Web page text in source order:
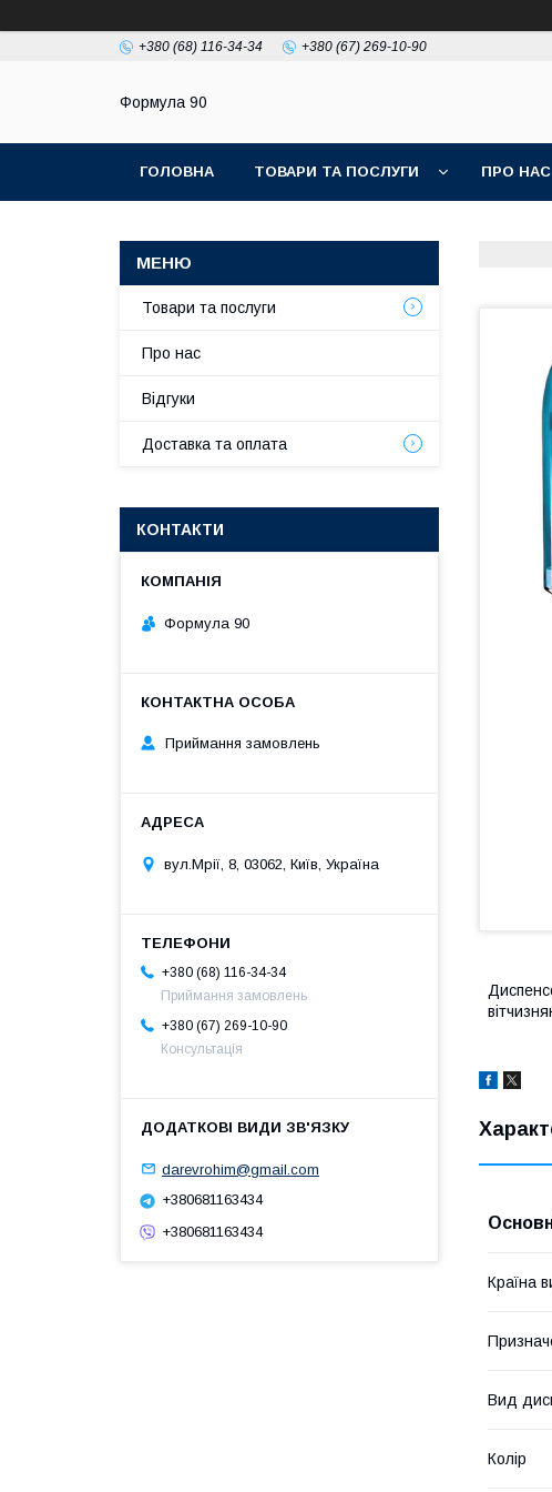
+380 (68) 116-34-34 +380 (67) 269-10-90
Формула 90
ГОЛОВНА ТОВАРИ ТА ПОСЛУГИ ПРО НАС
Країна
Вид
Колір
Товари та послуги
Про нас
Відгуки
Доставка та оплата
КОНТАКТИ
Формула 90
Приймання замовлень
вул.Мрії, 8, 03062, Київ, Україна
+380 (68) 116-34-34
Приймання замовлень
+380 (67) 269-10-90
Консультація
darevrohim@gmail.com
+380681163434
+380681163434